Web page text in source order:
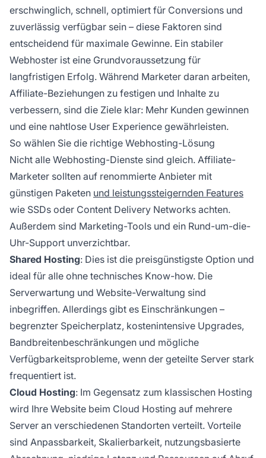
erschwinglich, schnell, optimiert für Conversions und
zuverlässig verfügbar sein – diese Faktoren sind
entscheidend für maximale Gewinne. Ein stabiler
Webhoster ist eine Grundvoraussetzung für
langfristigen Erfolg. Während Marketer daran arbeiten,
Affiliate-Beziehungen zu festigen und Inhalte zu
verbessern, sind die Ziele klar: Mehr Kunden gewinnen
und eine nahtlose User Experience gewährleisten.
So wählen Sie die richtige Webhosting-Lösung
Nicht alle Webhosting-Dienste sind gleich. Affiliate-
Marketer sollten auf renommierte Anbieter mit
günstigen Paketen und leistungssteigernden Features
wie SSDs oder Content Delivery Networks achten.
Außerdem sind Marketing-Tools und ein Rund-um-die-
Uhr-Support unverzichtbar.
Shared Hosting: Dies ist die preisgünstigste Option und
ideal für alle ohne technisches Know-how. Die
Serverwartung und Website-Verwaltung sind
inbegriffen. Allerdings gibt es Einschränkungen –
begrenzter Speicherplatz, kostenintensive Upgrades,
Bandbreitenbeschränkungen und mögliche
Verfügbarkeitsprobleme, wenn der geteilte Server stark
frequentiert ist.
Cloud Hosting: Im Gegensatz zum klassischen Hosting
wird Ihre Website beim Cloud Hosting auf mehrere
Server an verschiedenen Standorten verteilt. Vorteile
sind Anpassbarkeit, Skalierbarkeit, nutzungsbasierte